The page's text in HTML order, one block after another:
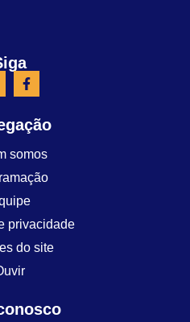
somos
privacidade
do site